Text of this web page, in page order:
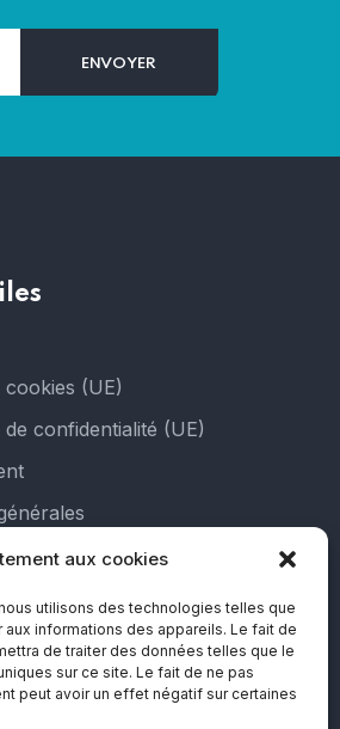
aux cookies
utilisons des technologies telles que
informations des appareils. Le fait de
de traiter des données telles que le
sur ce site. Le fait de ne pas
peut avoir un effet négatif sur certaines
cookies (UE)
confidentialité (UE)